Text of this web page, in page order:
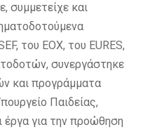
συμμετείχε και
του ΕΟΧ, του EURES,
συνεργάστηκε
και προγράμματα
Παιδείας,
έργα για την προώθηση